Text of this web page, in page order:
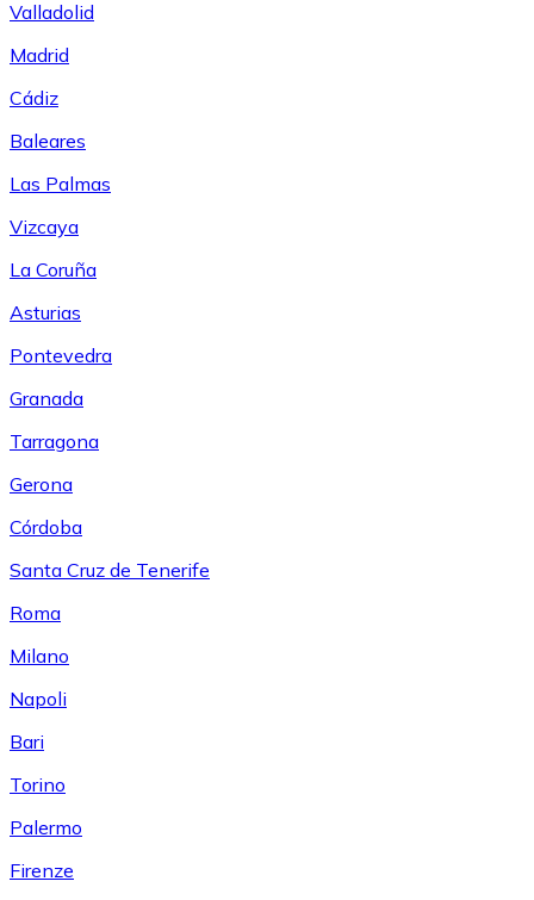
Valladolid
Madrid
Cádiz
Baleares
Las Palmas
Vizcaya
La Coruña
Asturias
Pontevedra
Granada
Tarragona
Gerona
Córdoba
Santa Cruz de Tenerife
Roma
Milano
Napoli
Bari
Torino
Palermo
Firenze